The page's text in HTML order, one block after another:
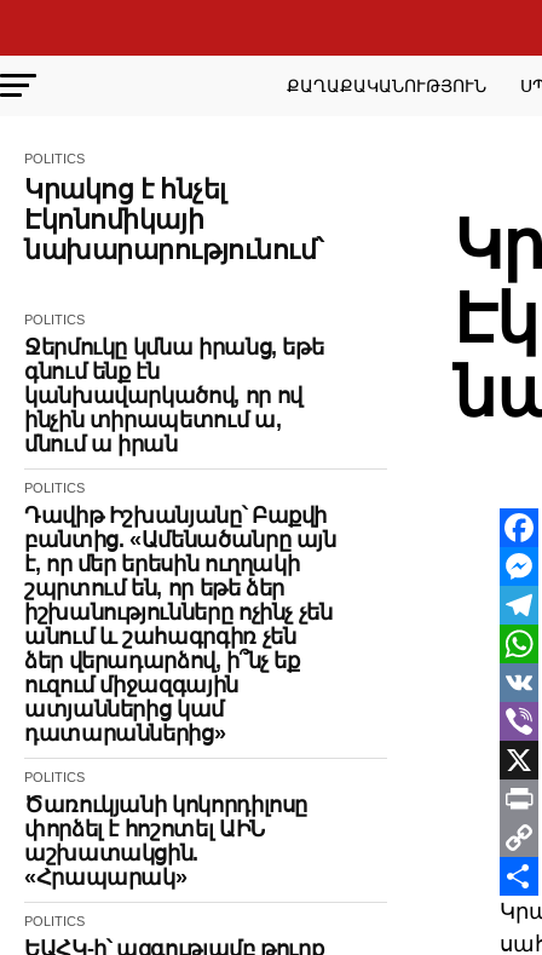
ՔԱՂԱՔԱԿԱՆՈՒԹՅՈՒՆ
POLITICS
Կրակոց է հնչել
Էկոնոմիկայի
նախարարությունում՝
POLITICS
Ջերմուկը կմնա իրանց, եթե
գնում ենք էն
կանխավարկածով, որ ով
ինչին տիրապետում ա,
մնում ա իրան
POLITICS
Դավիթ Իշխանյանը՝ Բաքվի
բանտից. «Ամենածանրը այն
է, որ մեր երեսին ուղղակի
շպրտում են, որ եթե ձեր
իշխանությունները ոչինչ չեն
անում և շահագրգիռ չեն
ձեր վերադարձով, ի՞նչ եք
ուզում միջազգային
ատյաններից կամ
դատարաններից»
POLITICS
Ծառուկյանի կոկորդիլոսը
փորձել է հոշոտել ԱԻՆ
աշխատակցին.
«Հրապարակ»
POLITICS
ԵԱՀԿ-ի՝ ազգությամբ թուրք
VK
X
Print
Copy
Link